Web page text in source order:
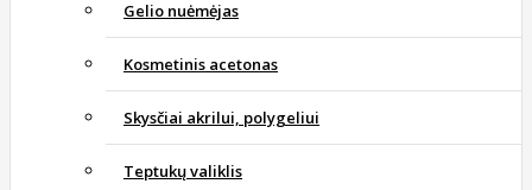
Gelio nuėmėjas
Kosmetinis acetonas
Skysčiai akrilui, polygeliui
Teptukų valiklis